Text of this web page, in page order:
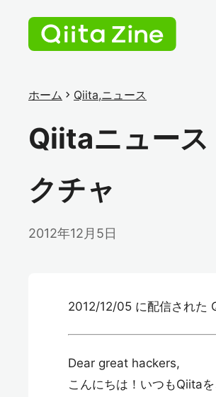
ホーム chevron_right Qiita,ニュース
Qiitaニュース
クチャ
2012年12月5日
2012/12/05 に配信された
Dear great hackers,
こんにちは！いつもQiita